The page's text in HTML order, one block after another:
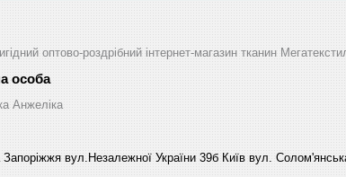
оптово-роздрібний інтернет-магазин тканин
Анжеліка
Запоріжжя вул.Незалежної України 39б Київ вул.